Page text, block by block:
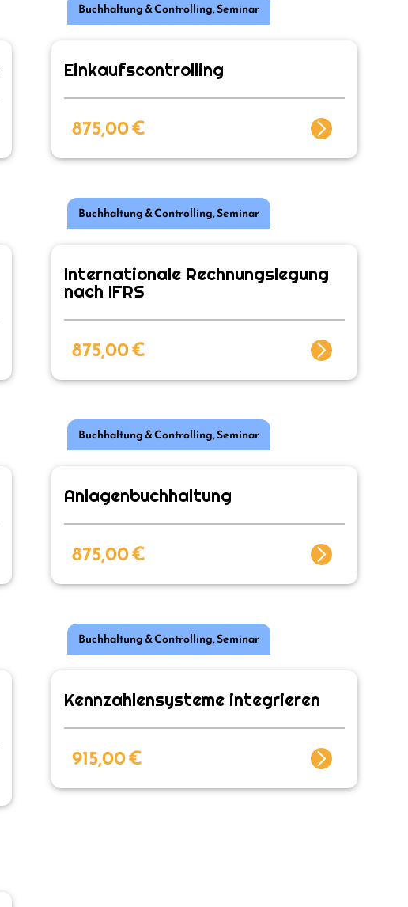
Buchhaltung & Controlling,Seminar
Einkaufscontrolling
875,00€
Buchhaltung & Controlling,Seminar
Internationale Rechnungslegung
nach IFRS
875,00€
Buchhaltung & Controlling,Seminar
Anlagenbuchhaltung
875,00€
Buchhaltung & Controlling,Seminar
Kennzahlensysteme integrieren
915,00€